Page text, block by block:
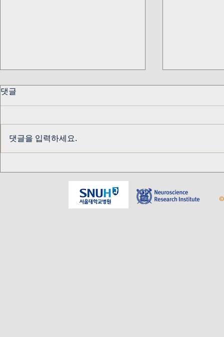
교수님 생신 기념
댓글
댓글을 입력하세요.
©